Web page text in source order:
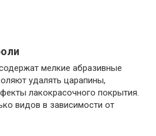
мелкие абразивные
удалять царапины,
лакокрасочного покрытия.
видов в зависимости от